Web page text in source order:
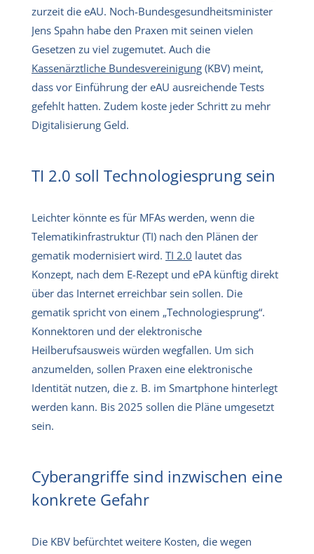
zurzeit die eAU. Noch-Bundesgesundheitsminister
Jens Spahn habe den Praxen mit seinen vielen
Gesetzen zu viel zugemutet. Auch die
Kassenärztliche Bundesvereinigung (KBV) meint,
dass vor Einführung der eAU ausreichende Tests
gefehlt hatten. Zudem koste jeder Schritt zu mehr
Digitalisierung Geld.
TI 2.0 soll Technologiesprung sein
Leichter könnte es für MFAs werden, wenn die
Telematikinfrastruktur (TI) nach den Plänen der
gematik modernisiert wird. TI 2.0 lautet das
Konzept, nach dem E-Rezept und ePA künftig direkt
über das Internet erreichbar sein sollen. Die
gematik spricht von einem „Technologiesprung“.
Konnektoren und der elektronische
Heilberufsausweis würden wegfallen. Um sich
anzumelden, sollen Praxen eine elektronische
Identität nutzen, die z. B. im Smartphone hinterlegt
werden kann. Bis 2025 sollen die Pläne umgesetzt
sein.
Cyberangriffe sind inzwischen eine
konkrete Gefahr
Die KBV befürchtet weitere Kosten, die wegen